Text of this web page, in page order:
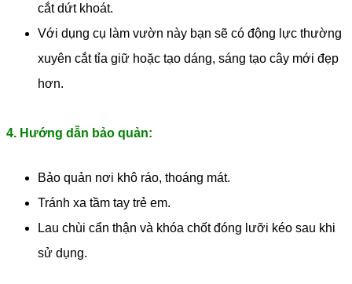
cắt dứt khoát.
Với dụng cụ làm vườn này bạn sẽ có động lực thường
xuyên cắt tỉa giữ hoặc tạo dáng, sáng tạo cây mới đẹp
hơn.
4. Hướng dẫn bảo quản:
Bảo quản nơi khô ráo, thoáng mát.
Tránh xa tầm tay trẻ em.
Lau chùi cẩn thận và khóa chốt đóng lưỡi kéo sau khi
sử dụng.